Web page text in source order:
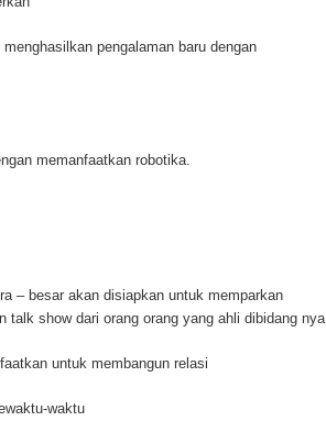
pengalaman baru dengan
memanfaatkan robotika.
– besar akan disiapkan untuk memparkan
show dari orang orang yang ahli dibidang nya
untuk membangun relasi
waktu